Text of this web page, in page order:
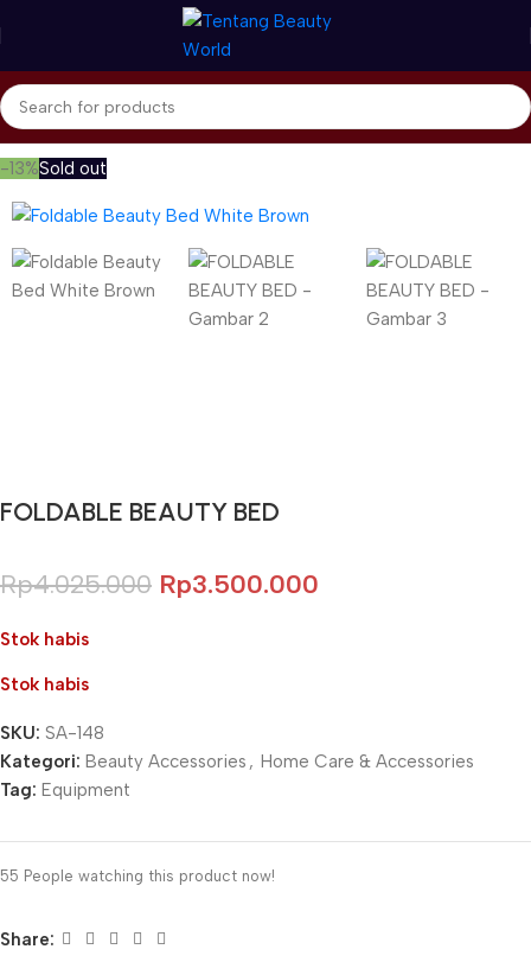
Beranda Home Care & Accessories Beauty Accessories
-13%Sold out
FOLDABLE BEAUTY BED
Rp4.025.000 Rp3.500.000
Stok habis
Stok habis
SKU: SA-148
Kategori: Beauty Accessories , Home Care & Accessories
Tag: Equipment
55 People watching this product now!
Share: